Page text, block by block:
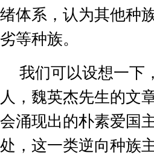
绪体系，认为其他种
劣等种族。
我们可以设想一下
人，魏英杰先生的文
会涌现出的朴素爱国
处，这一类逆向种族